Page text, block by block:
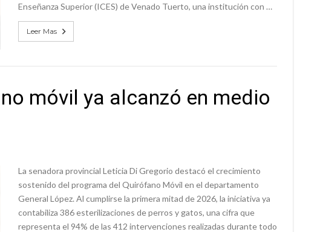
Enseñanza Superior (ICES) de Venado Tuerto, una institución con …
Leer Mas
móvil ya alcanzó en medio
La senadora provincial Leticia Di Gregorio destacó el crecimiento
sostenido del programa del Quirófano Móvil en el departamento
General López. Al cumplirse la primera mitad de 2026, la iniciativa ya
contabiliza 386 esterilizaciones de perros y gatos, una cifra que
representa el 94% de las 412 intervenciones realizadas durante todo